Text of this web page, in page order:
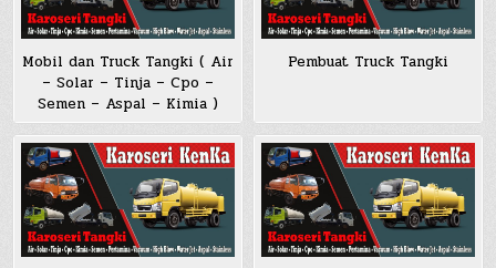
Mobil dan Truck Tangki ( Air
– Solar – Tinja – Cpo –
Semen – Aspal – Kimia )
Pembuat Truck Tangki